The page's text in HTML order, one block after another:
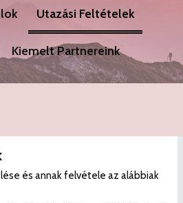
Utazási Feltételek
Kiemelt Partnereink
és annak felvétele az alábbiak